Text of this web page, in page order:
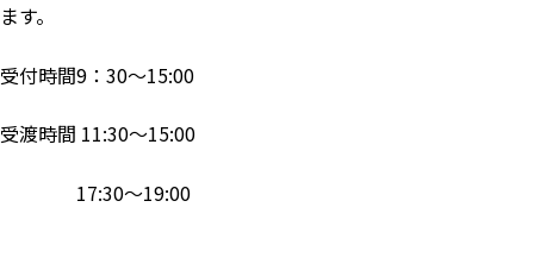
ます。
受付時間9：30～15:00
受渡時間 11:30～15:00
17:30～19:00